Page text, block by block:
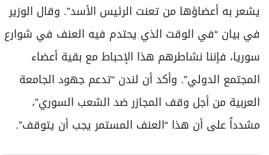
يشعر به أعضاؤها من تعنت الرئيس الأسد”. وقال الوزير
في بيان “في الوقت الذي يحتدم فيه العنف في شوارع
سوريا، فإننا نشاطرهم هذا الإحباط مع بقية أعضاء
المجتمع الدولي”. وأكد أن لندن “تدعم جهود الجامعة
العربية من أجل وقف المجازر ضد الشعب السوري”،
مشدداً على أن هذا “العنف المستمر يجب أن يتوقف”.